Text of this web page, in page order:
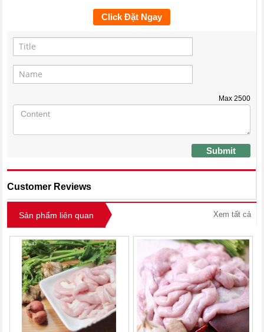
Click Đặt Ngay
Max 2500
Submit
Customer Reviews
Sản phẩm liên quan Xem tất cả